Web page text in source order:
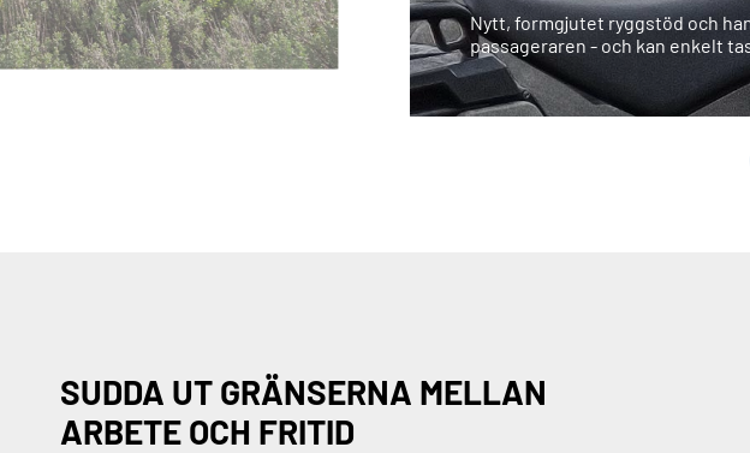
Nytt, formgjutet ryggstöd och
passageraren - och kan enkelt
SUDDA UT GRÄNSERNA MELLAN
ARBETE OCH FRITID